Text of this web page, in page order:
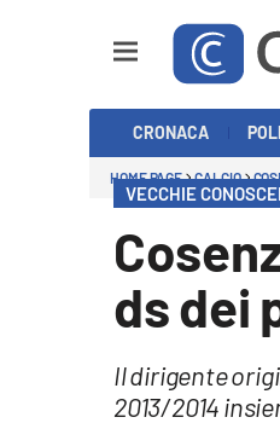
Economia e Lavoro
CRONACA
HOME PAGE CALCIO
VECCHIE
ds dei
Il dirigente
2013/2014